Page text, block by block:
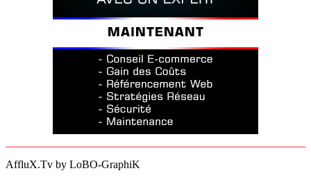
AffluX.Tv by LoBO-GraphiK